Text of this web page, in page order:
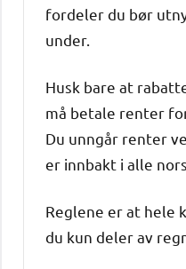
fordeler du bør
under.
Husk bare at
må betale renter
Du unngår renter
er innbakt i alle
Reglene er at hele
du kun deler av